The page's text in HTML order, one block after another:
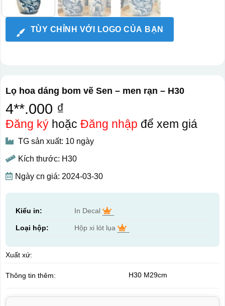
TÙY CHỈNH VỚI LOGO CỦA BẠN
Lọ hoa dáng bom vẽ Sen – men rạn – H30
4**.000 ₫
Đăng kýhoặc Đăng nhập để xem giá
TG sản xuất: 10 ngày
Kích thước: H30
Ngày cn giá: 2024-03-30
Kiểu in: In Decal
Loại hộp: Hộp xi lót lụa
Xuất xứ:
Thông tin thêm: H30 M29cm